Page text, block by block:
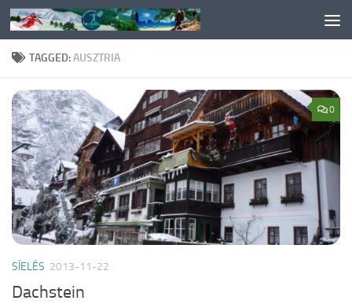
Skip to content
TAGGED:AUSZTRIA
0
SÍELÉS 2013-11-22
Dachstein